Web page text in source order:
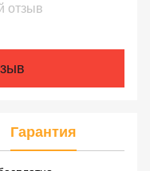
отзыв
Гарантия